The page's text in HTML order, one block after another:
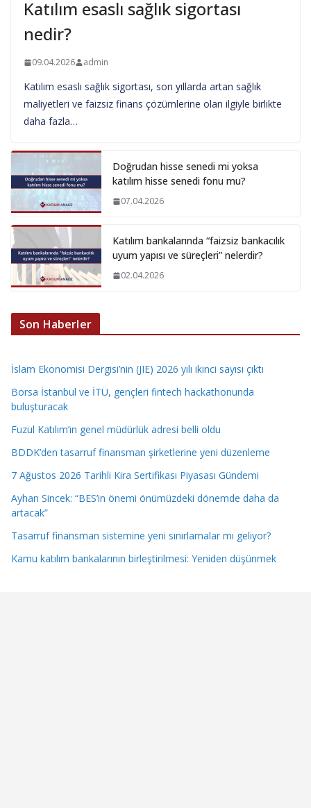
Katılım esaslı sağlık sigortası
nedir?
09.04.2026 admin
Katılım esaslı sağlık sigortası, son yıllarda artan sağlık
maliyetleri ve faizsiz finans çözümlerine olan ilgiyle birlikte
daha fazla…
Doğrudan hisse senedi mi yoksa
katılım hisse senedi fonu mu?
07.04.2026
Katılım bankalarında “faizsiz bankacılık
uyum yapısı ve süreçleri” nelerdir?
02.04.2026
Son Haberler
İslam Ekonomisi Dergisi’nin (JIE) 2026 yılı ikinci sayısı çıktı
Borsa İstanbul ve İTÜ, gençleri fintech hackathonunda
buluşturacak
Fuzul Katılım’ın genel müdürlük adresi belli oldu
BDDK’den tasarruf finansman şirketlerine yeni düzenleme
7 Ağustos 2026 Tarihli Kira Sertifikası Piyasası Gündemi
Ayhan Sincek: “BES’in önemi önümüzdeki dönemde daha da
artacak”
Tasarruf finansman sistemine yeni sınırlamalar mı geliyor?
Kamu katılım bankalarının birleştirilmesi: Yeniden düşünmek